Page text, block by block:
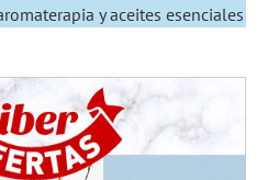
y aceites esenciales